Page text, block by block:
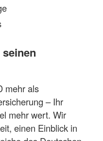
mehr als
– Ihr
mehr wert. Wir
einen Einblick in